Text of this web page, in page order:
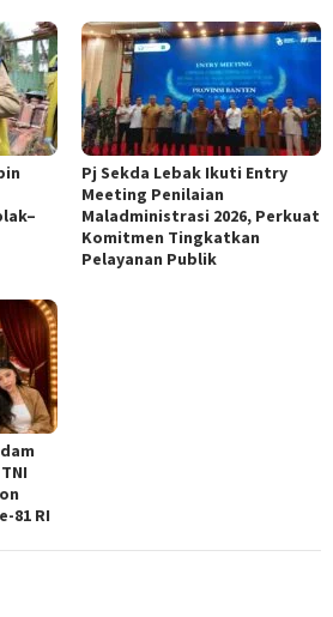
Pj Sekda Lebak Ikuti Entry
Meeting Penilaian
Maladministrasi 2026, Perkuat
Komitmen Tingkatkan
Pelayanan Publik
81 RI